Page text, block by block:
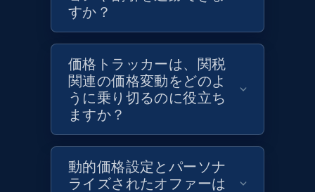
Target - Discover products by category url
URL, Product id, Title, Product description,
Rating, Reviews count, Initial price, Discount,
and more.
1.3K+ 175+
Target - Discover products by specified
すか？
価格トラッカーは、関税
関連の価格変動をどのよ
うに乗り切るのに役立ち
ますか？
動的価格設定とパーソナ
ライズされたオファーは